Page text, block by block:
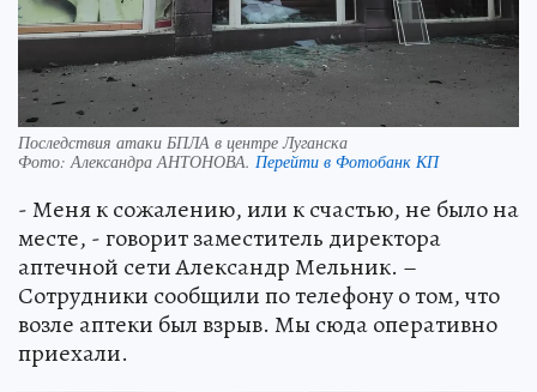
Последствия атаки БПЛА в центре Луганска
Фото:Александра АНТОНОВА. Перейти в Фотобанк КП
- Меня к сожалению, или к счастью, не было на
месте, - говорит заместитель директора
аптечной сети Александр Мельник. –
Сотрудники сообщили по телефону о том, что
возле аптеки был взрыв. Мы сюда оперативно
приехали.